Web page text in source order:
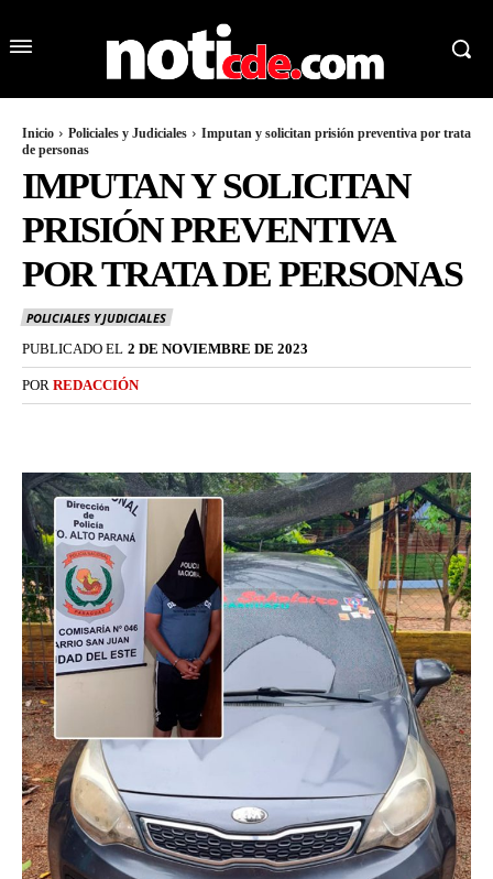
Inicio Policiales y Judiciales
Imputan y solicitan prisión preventiva por trata
de personas
IMPUTAN Y SOLICITAN
PRISIÓN PREVENTIVA
POR TRATA DE PERSONAS
POLICIALES Y JUDICIALES
PUBLICADO EL 2 DE NOVIEMBRE DE 2023
POR REDACCIÓN